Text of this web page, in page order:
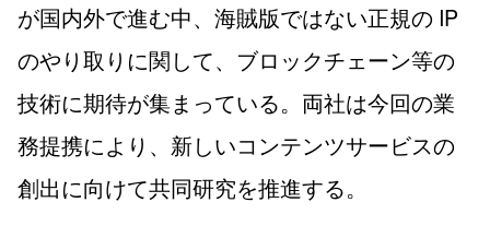
が国内外で進む中、海賊版ではない正規の IP
のやり取りに関して、ブロックチェーン等の
技術に期待が集まっている。両社は今回の業
務提携により、新しいコンテンツサービスの
創出に向けて共同研究を推進する。